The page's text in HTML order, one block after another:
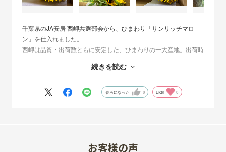
千葉県のJA安房 西岬共選部会から、ひまわり「サンリッチマロ
ン」を仕入れました。
西岬は品質・出荷数ともに安定した、ひまわりの一大産地。出荷時
サンリッチマロンは黄色の花びらに少し茶色が入った、複色系の色
続きを読む
参考になった 0 Like! 0
お客様の声